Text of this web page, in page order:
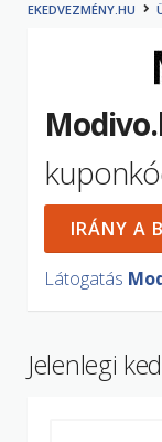
EKEDVEZMÉNY.HU
IRÁNY A
Látogatás
Jelenlegi